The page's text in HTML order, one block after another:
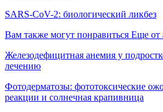
SARS-CoV-2: биологический ликбез
Вам также могут понравиться Еще от
Железодефицитная анемия у
лечению
Фотодерматозы: фототоксические
реакции и солнечная крапивница